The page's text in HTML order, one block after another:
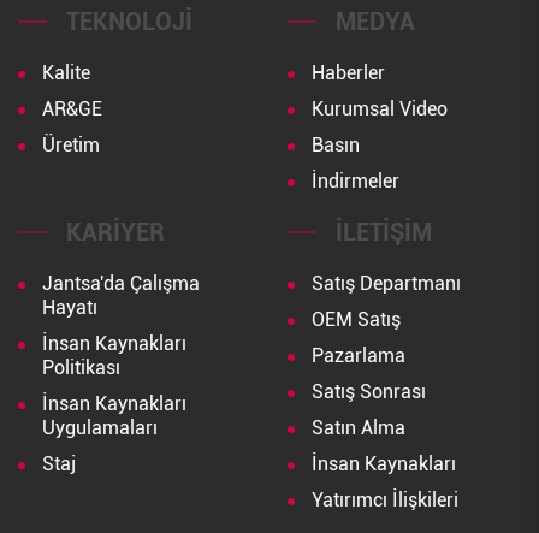
TEKNOLOJI
Kalite
AR&GE
Üretim
MEDYA
Haberler
Kurumsal Video
Basın
İndirmeler
KARIYER
Jantsa'da Çalışma
Hayatı
İnsan Kaynakları
Politikası
İnsan Kaynakları
Uygulamaları
Staj
İLETIŞIM
Satış Departmanı
OEM Satış
Pazarlama
Satış Sonrası
Satın Alma
İnsan Kaynakları
Yatırımcı İlişkileri